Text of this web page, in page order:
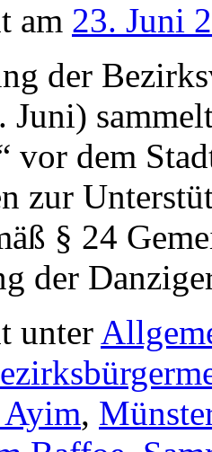
am 23. Juni
der
Juni)
vor dem
zur
§ 24
der
unter
,